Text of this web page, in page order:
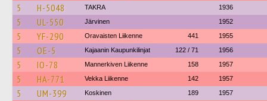
5 H-5048 TAKRA 1936
5 UL-550 Järvinen 1952
5 YF-290 Oravaisten Liikenne 441 1955
5 OE-5 Kajaanin Kaupunkilinjat 122 / 71 1956
5 IO-78 Mannerkiven Liikenne 158 1957
5 HA-771 Vekka Liikenne 142 1957
5 UM-399 Koskinen 189 1957